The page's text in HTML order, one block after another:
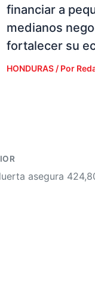
financiar a
medianos
fortalecer su
HONDURAS / Por